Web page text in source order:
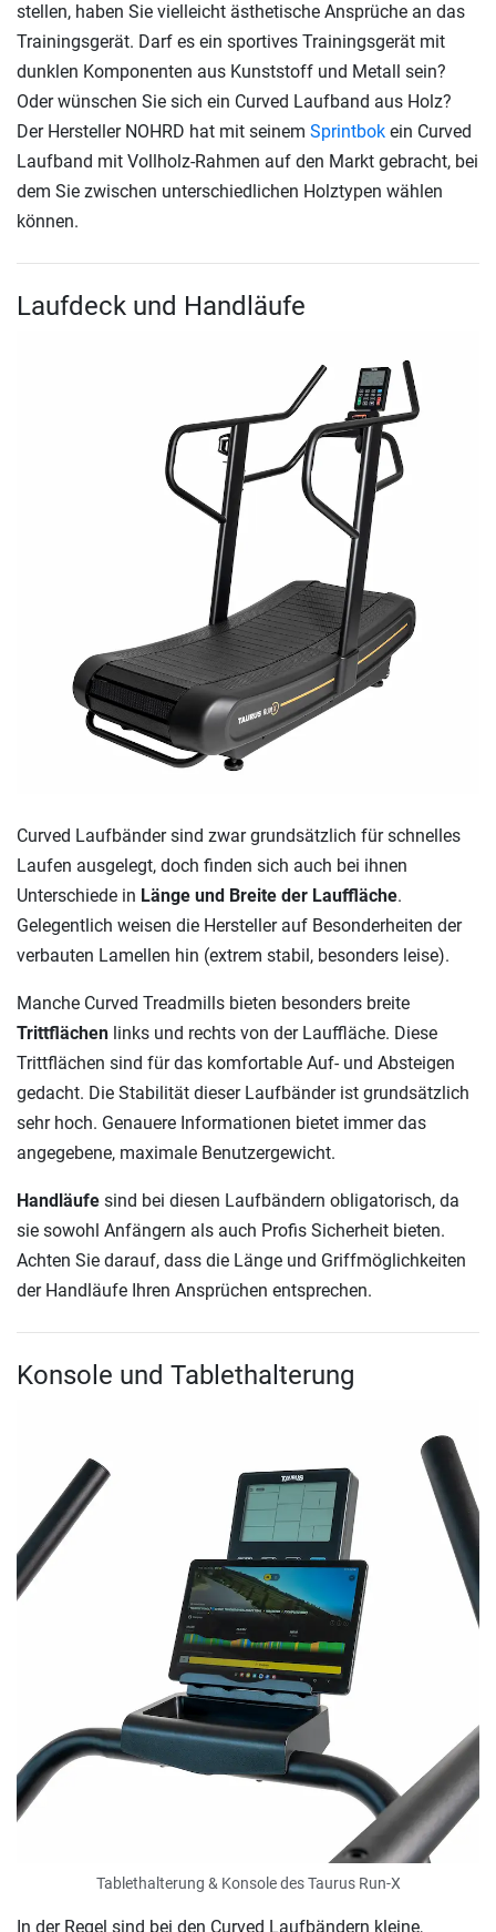
stellen, haben Sie vielleicht ästhetische Ansprüche an das
Trainingsgerät. Darf es ein sportives Trainingsgerät mit
dunklen Komponenten aus Kunststoff und Metall sein?
Oder wünschen Sie sich ein Curved Laufband aus Holz?
Der Hersteller NOHRD hat mit seinem Sprintbok ein Curved
Laufband mit Vollholz-Rahmen auf den Markt gebracht, bei
dem Sie zwischen unterschiedlichen Holztypen wählen
können.
Laufdeck und Handläufe
Curved Laufbänder sind zwar grundsätzlich für schnelles
Laufen ausgelegt, doch finden sich auch bei ihnen
Unterschiede in Länge und Breite der Lauffläche.
Gelegentlich weisen die Hersteller auf Besonderheiten der
verbauten Lamellen hin (extrem stabil, besonders leise).
Manche Curved Treadmills bieten besonders breite
Trittflächen links und rechts von der Lauffläche. Diese
Trittflächen sind für das komfortable Auf- und Absteigen
gedacht. Die Stabilität dieser Laufbänder ist grundsätzlich
sehr hoch. Genauere Informationen bietet immer das
angegebene, maximale Benutzergewicht.
Handläufe sind bei diesen Laufbändern obligatorisch, da
sie sowohl Anfängern als auch Profis Sicherheit bieten.
Achten Sie darauf, dass die Länge und Griffmöglichkeiten
der Handläufe Ihren Ansprüchen entsprechen.
Konsole und Tablethalterung
Tablethalterung & Konsole des Taurus Run-X
In der Regel sind bei den Curved Laufbändern kleine,